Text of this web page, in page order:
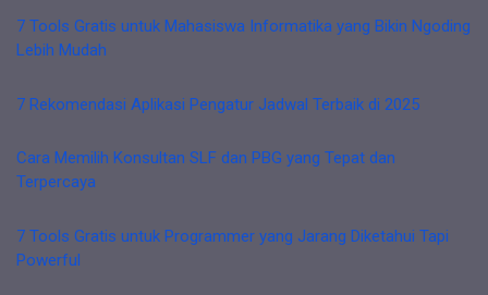
7 Tools Gratis untuk Mahasiswa Informatika yang Bikin Ngoding
Lebih Mudah
7 Rekomendasi Aplikasi Pengatur Jadwal Terbaik di 2025
Cara Memilih Konsultan SLF dan PBG yang Tepat dan
Terpercaya
7 Tools Gratis untuk Programmer yang Jarang Diketahui Tapi
Powerful